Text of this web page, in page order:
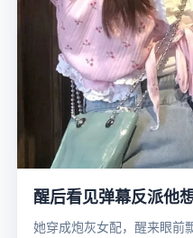
醒后看见弹幕反派他
她穿成炮灰女配，醒来眼前